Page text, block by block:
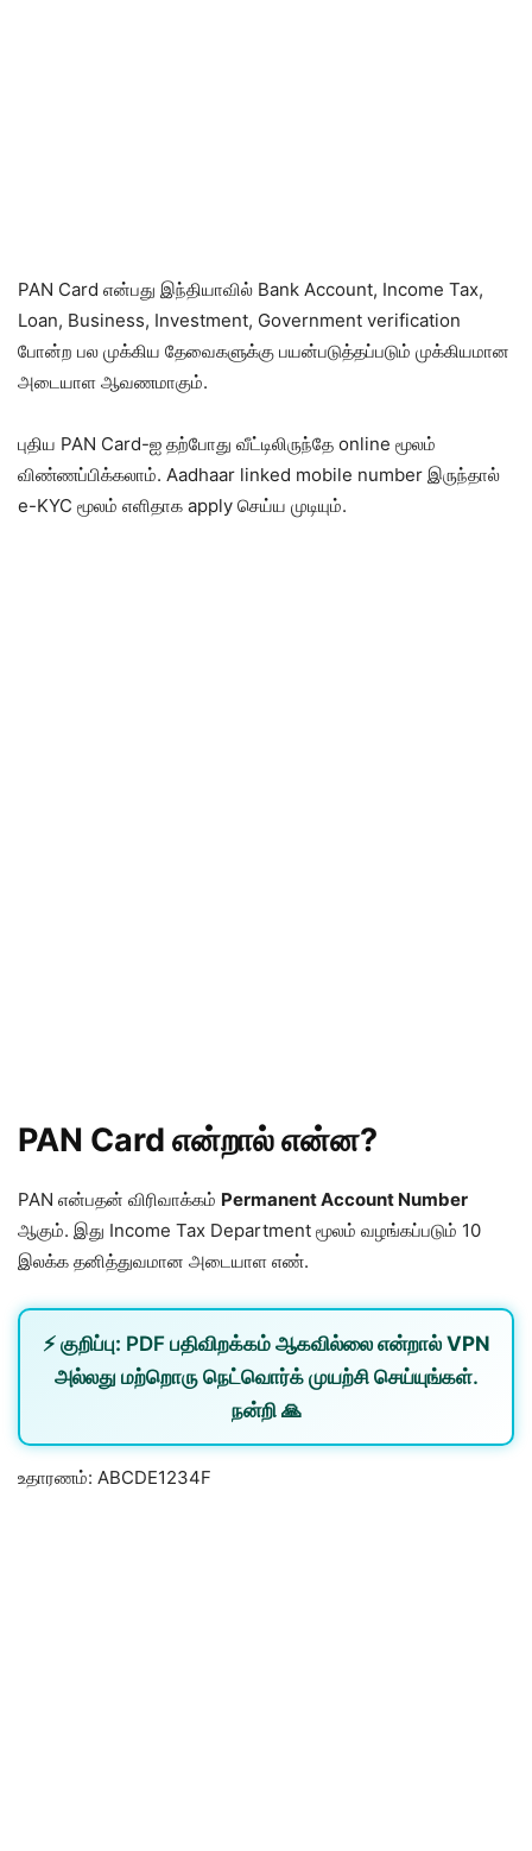
PAN Card என்பது இந்தியாவில் Bank Account, Income Tax,
Loan, Business, Investment, Government verification
போன்ற பல முக்கிய தேவைகளுக்கு பயன்படுத்தப்படும் முக்கியமான
அடையாள ஆவணமாகும்.
புதிய PAN Card-ஐ தற்போது வீட்டிலிருந்தே online மூலம்
விண்ணப்பிக்கலாம். Aadhaar linked mobile number இருந்தால்
e-KYC மூலம் எளிதாக apply செய்ய முடியும்.
PAN Card என்றால் என்ன?
PAN என்பதன் விரிவாக்கம் Permanent Account Number
ஆகும். இது Income Tax Department மூலம் வழங்கப்படும் 10
இலக்க தனித்துவமான அடையாள எண்.
⚡ குறிப்பு: PDF பதிவிறக்கம் ஆகவில்லை என்றால் VPN
அல்லது மற்றொரு நெட்வொர்க்முயற்சி செய்யுங்கள்.
நன்றி 🙏
உதாரணம்: ABCDE1234F